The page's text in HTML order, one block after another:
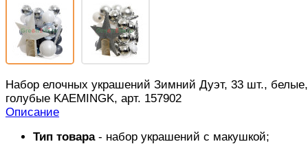
Набор елочных украшений Зимний Дуэт, 33 шт., белые,
голубые KAEMINGK, арт. 157902
Описание
Тип товара - набор украшений с макушкой;